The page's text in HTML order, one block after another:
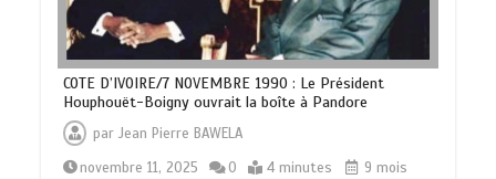
COTE D’IVOIRE/7 NOVEMBRE 1990 : Le Président
Houphouët-Boigny ouvrait la boîte à Pandore
parJean Pierre BAWELA
novembre 11, 2025
0 4 minutes
9 mois